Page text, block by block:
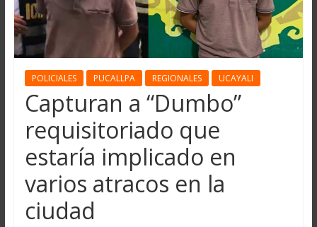
POLICIALES PUCALLPA REGIONALES UCAYALI
Capturan a “Dumbo”
requisitoriado que
estaría implicado en
varios atracos en la
ciudad